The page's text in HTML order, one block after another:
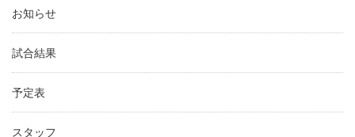
お知らせ
試合結果
予定表
スタッフ